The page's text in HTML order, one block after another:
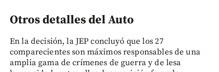
Otros detalles del Auto
En la decisión, la JEP concluyó que los 27
comparecientes son máximos responsables de una
amplia gama de crímenes de guerra y de lesa